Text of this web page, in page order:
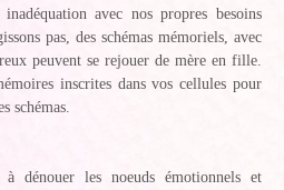
avec nos propres besoins
pas, des schémas mémoriels, avec
peuvent se rejouer de mère en fille.
inscrites dans vos cellules pour
schémas.
à dénouer les noeuds émotionnels et